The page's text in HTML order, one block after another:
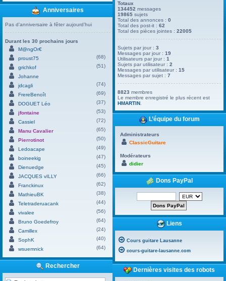
Anniversaires
Pas d’anniversaire à fêter aujourd’hui
Durant les 30 prochains jours
M@ngOr€
proust75
(68)
grichkof
(51)
Johanne
jdcagli
(74)
FrereBenoît
(69)
DOGUET Léo
(37)
jfontaine
(53)
Cassiel
(72)
Manu Cavalier
(65)
Pierrotinot
(50)
Ledoacape
(49)
boineekig
(47)
Dienuedge
(45)
JACQUES vILLY
(66)
Franckinux
(62)
MathieuBK
(38)
Teletraderuacank
(44)
vivalee
(56)
Bruno Goedefroy
(64)
Camillex
(24)
SophK
(40)
wsuemnick
(64)
Rechercher
Totaux
134452 messages
19865 sujets
Total des annonces :0
Total des post-it :62
Total des pièces jointes :22005
Sujets par jour :3
Messages par jour :19
Utilisateurs par jour :1
Sujets par utilisateur :2
Messages par utilisateur :15
Messages par sujet :7
8823 membres
Le membre enregistré le plus récent est
HMARTIN.
L’équipe du forum
Administrateurs
ClassicGuitare
Modérateurs
didier
Dons PayPal
Liens
Cours guitare Lausanne
cours-guitare-lausanne.com
Dernières visites des robots